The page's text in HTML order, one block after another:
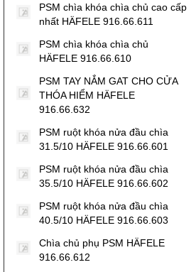
PSM chìa khóa chìa chủ cao cấp
nhất HÄFELE 916.66.611
PSM chìa khóa chìa chủ
HÄFELE 916.66.610
PSM TAY NẮM GAT CHO CỬA
THÓA HIỂM HÄFELE
916.66.632
PSM ruột khóa nửa đầu chìa
31.5/10 HÄFELE 916.66.601
PSM ruột khóa nửa đầu chìa
35.5/10 HÄFELE 916.66.602
PSM ruột khóa nửa đầu chìa
40.5/10 HÄFELE 916.66.603
Chìa chủ phụ PSM HÄFELE
916.66.612